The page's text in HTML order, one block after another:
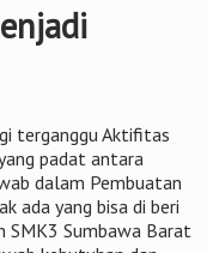
terganggu Aktifitas
padat antara
dalam Pembuatan
ada yang bisa di beri
SMK3 Sumbawa Barat